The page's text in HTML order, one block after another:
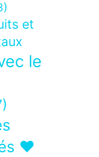
et
le
❤